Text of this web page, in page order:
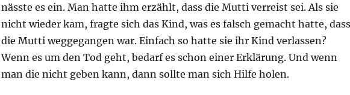
nässte es ein. Man hatte ihm erzählt, dass die Mutti verreist sei. Als sie
nicht wieder kam, fragte sich das Kind, was es falsch gemacht hatte, dass
die Mutti weggegangen war. Einfach so hatte sie ihr Kind verlassen?
Wenn es um den Tod geht, bedarf es schon einer Erklärung. Und wenn
man die nicht geben kann, dann sollte man sich Hilfe holen.